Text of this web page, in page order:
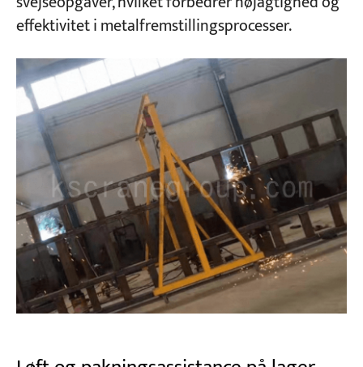
effektivitet i metalfremstillingsprocesser.